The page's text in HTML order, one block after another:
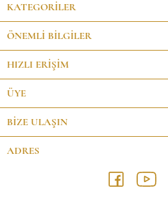
KATEGORILER
ÖNEMLI BILGILER
HIZLI ERIŞIM
ÜYE
BİZE ULAŞIN
ADRES